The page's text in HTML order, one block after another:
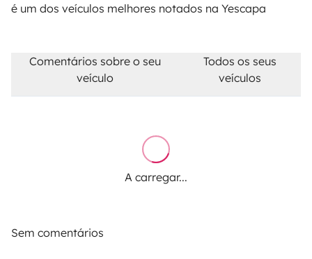
é um dos veículos melhores notados na Yescapa
Comentários sobre o seu
veículo
Todos os seus
veículos
A carregar...
Sem comentários